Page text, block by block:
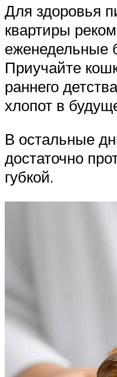
Для здоровья
квартиры
еженедельные
Приучайте
раннего
хлопот в
В остальные
достаточно
губкой.